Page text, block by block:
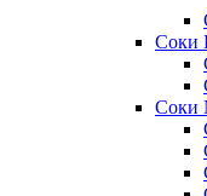
Соки
Соки